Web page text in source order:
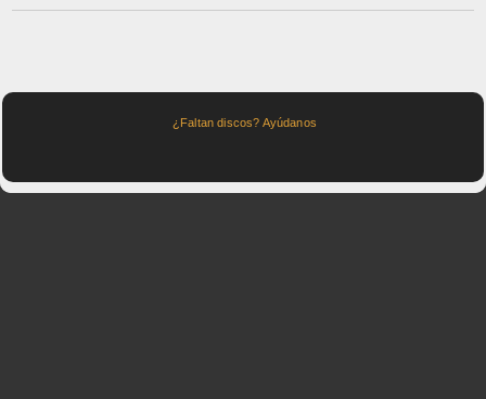
¿Faltan discos? Ayúdanos